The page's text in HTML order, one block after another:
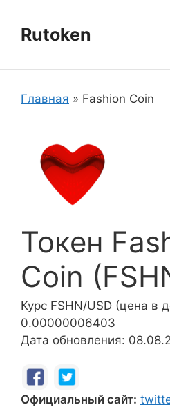
содержимому
Rutoken
Главная » Fashion Coin
Токен
Coin
Курс FSHN/USD (цена в
0.00000006403
Дата обновления:
Официальный сайт: